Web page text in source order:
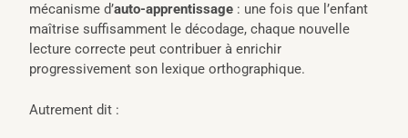
mécanisme d’auto-apprentissage : une fois que l’enfant
maîtrise suffisamment le décodage, chaque nouvelle
lecture correcte peut contribuer à enrichir
progressivement son lexique orthographique.
Autrement dit :